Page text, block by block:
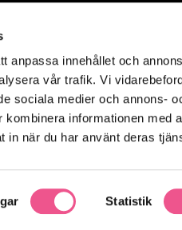
anpassa innehållet och
vår trafik. Vi
sociala medier och annons-
informationen med
in när du har använt deras
Statistik
Mitt
Baresso
Mitt konto
Ändra